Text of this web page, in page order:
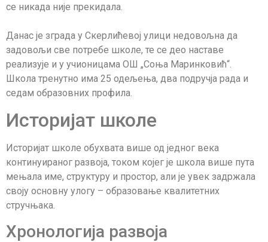
се никада није прекидала.
Данас је зграда у Скерлићевој улици недовољна да
задовољи све потребе школе, те се део наставе
реализује и у учионицама ОШ „Соња Маринковић“.
Школа тренутно има 25 одељења, два подручја рада и
седам образовних профила.
Историјат школе
Историјат школе обухвата више од једног века
континуираног развоја, током којег је школа више пута
мењала име, структуру и простор, али је увек задржала
своју основну улогу – образовање квалитетних
стручњака.
Хронологија развоја